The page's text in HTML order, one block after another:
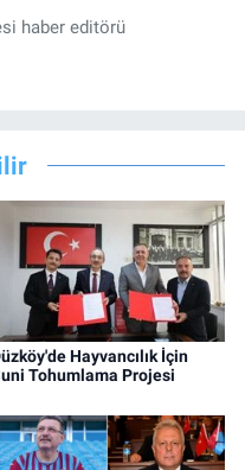
haber editörü
Hayvancılık İçin
Tohumlama Projesi